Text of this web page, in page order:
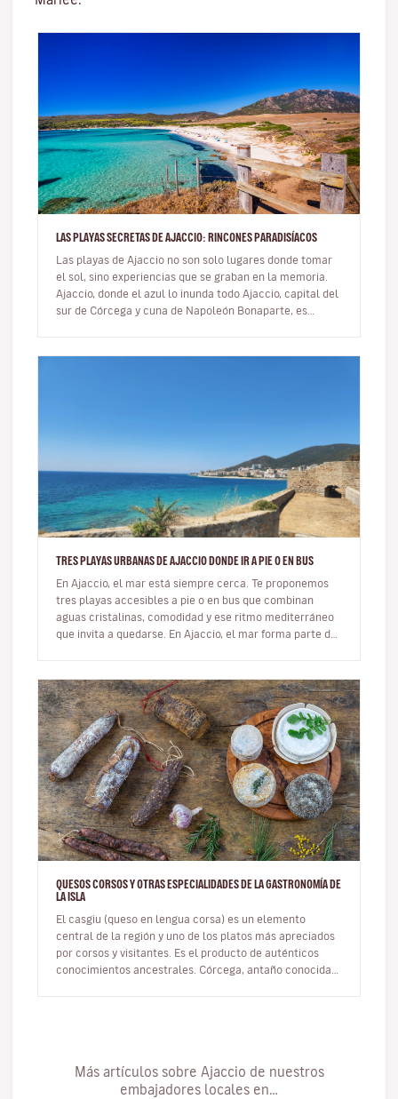
LAS PLAYAS SECRETAS DE AJACCIO: RINCONES PARADISÍACOS
Las playas de Ajaccio no son solo lugares donde tomar
el sol, sino experiencias que se graban en la memoria.
Ajaccio, donde el azul lo inunda todo Ajaccio, capital del
sur de Córcega y cuna de Napoleón Bonaparte, es
TRES PLAYAS URBANAS DE AJACCIO DONDE IR A PIE O EN BUS
En Ajaccio, el mar está siempre cerca. Te proponemos
tres playas accesibles a pie o en bus que combinan
aguas cristalinas, comodidad y ese ritmo mediterráneo
que invita a quedarse. En Ajaccio, el mar forma parte de
QUESOS CORSOS Y OTRAS ESPECIALIDADES DE LA GASTRONOMÍA DE
LA ISLA
El casgiu (queso en lengua corsa) es un elemento
central de la región y uno de los platos más apreciados
por corsos y visitantes. Es el producto de auténticos
conocimientos ancestrales. Córcega, antaño conocida
Más artículos sobre Ajaccio de nuestros
embajadores locales en…